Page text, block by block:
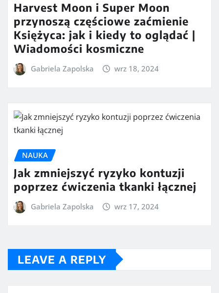
Harvest Moon i Super Moon
przynoszą częściowe zaćmienie
Księżyca: jak i kiedy to oglądać |
Wiadomości kosmiczne
Gabriela Zapolska wrz 18, 2024
NAUKA
Jak zmniejszyć ryzyko kontuzji
poprzez ćwiczenia tkanki łącznej
Gabriela Zapolska wrz 17, 2024
LEAVE A REPLY